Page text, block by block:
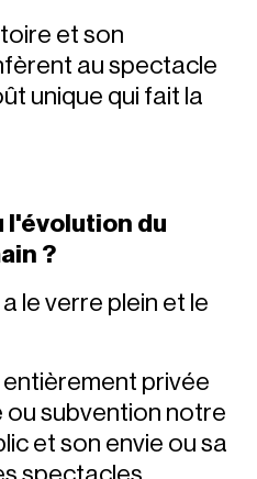
et son
au spectacle
unique qui fait la
l'évolution du
?
le verre plein et le
privée
ou subvention notre
et son envie ou sa